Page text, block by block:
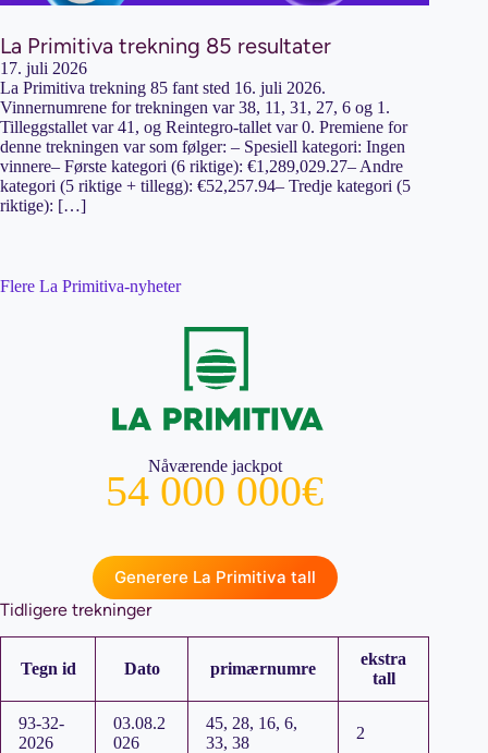
La Primitiva trekning 85 resultater
17. juli 2026
La Primitiva trekning 85 fant sted 16. juli 2026.
Vinnernumrene for trekningen var 38, 11, 31, 27, 6 og 1.
Tilleggstallet var 41, og Reintegro-tallet var 0. Premiene for
denne trekningen var som følger: – Spesiell kategori: Ingen
vinnere– Første kategori (6 riktige): €1,289,029.27– Andre
kategori (5 riktige + tillegg): €52,257.94– Tredje kategori (5
riktige): […]
Flere La Primitiva-nyheter
Nåværende jackpot
54 000 000€
Generere La Primitiva tall
Tidligere trekninger
Tegn id Dato primærnumre
ekstra
tall
93-32-
2026
03.08.2
026
45, 28, 16, 6,
33, 38
2